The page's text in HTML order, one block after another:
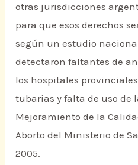
otras jurisdicciones
para que esos derechos
según un estudio
detectaron faltantes de
los hospitales
tubarias y falta de uso de
Mejoramiento de la
Aborto del Ministerio de
2005.